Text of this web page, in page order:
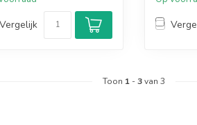
Vergelijk
Toon 1 -3van 3